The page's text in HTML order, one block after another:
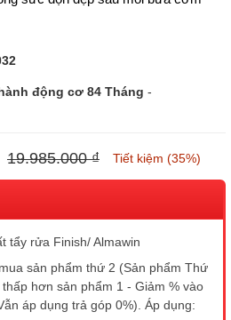
động cơ 84 Tháng -
19.985.000 ₫ Tiết kiệm (35%)
tẩy rửa Finish/ Almawin
sản phẩm thứ 2 (Sản phẩm Thứ
hơn sản phẩm 1 - Giảm % vào
áp dụng trả góp 0%). Áp dụng: